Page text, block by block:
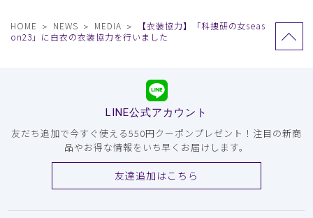
HOME NEWS MEDIA
【衣装協力】「科捜研の女seas
on23」に白衣の衣装協力を行いました
LINE公式アカウント
友だち追加で今すぐ使える550円クーポンプレゼント！注目の新商
品やお得な情報をいち早くお届けします。
友達追加はこちら